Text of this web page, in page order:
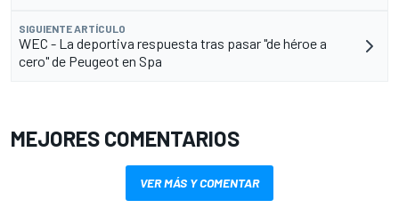
SIGUIENTE ARTÍCULO
WEC - La deportiva respuesta tras pasar "de héroe a
cero" de Peugeot en Spa
MEJORES COMENTARIOS
VER MÁS Y COMENTAR